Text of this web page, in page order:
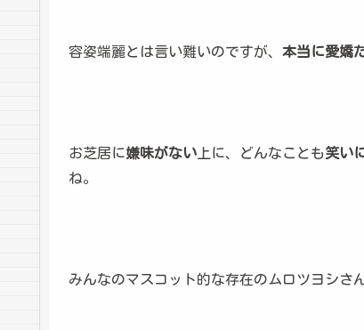
容姿端麗とは言い難いのですが、 本当に愛嬌
お芝居に嫌味がない 上に、どんなことも笑い
ね。
みんなのマスコット的な存在のムロツヨシさ